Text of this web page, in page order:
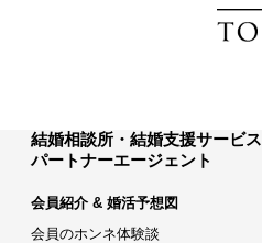
結婚相談所・結婚支援サービス
パートナーエージェント
会員紹介 & 婚活予想図
会員のホンネ体験談